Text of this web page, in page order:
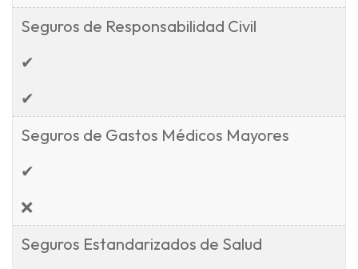
Seguros de Responsabilidad Civil
✔
✔
Seguros de Gastos Médicos Mayores
✔
❌
Seguros Estandarizados de Salud